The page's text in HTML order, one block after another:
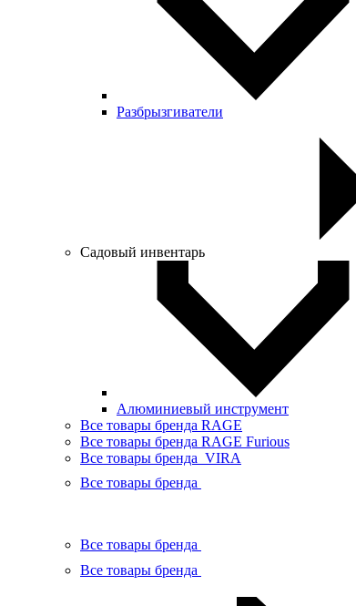
Разбрызгиватели
Садовый инвентарь
Алюминиевый инструмент
Все товары бренда RAGE
Все товары бренда RAGE Furious
Все товары бренда VIRA
Все товары бренда
Все товары бренда
Все товары бренда